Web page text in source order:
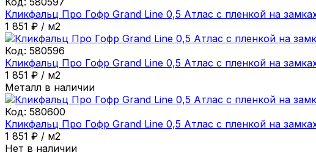
Кликфальц Про Гофр Grand Line 0,5 Атлас с пленкой на
1 851 ₽ / м2
Код: 580596
Кликфальц Про Гофр Grand Line 0,5 Атлас с пленкой на
1 851 ₽ / м2
Металл в наличии
Код: 580600
Кликфальц Про Гофр Grand Line 0,5 Атлас с пленкой на
1 851 ₽ / м2
Нет в наличии